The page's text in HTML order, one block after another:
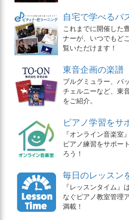
自宅で学べるバ
これまでに開催した
ナーが、いつでもど
覧いただけます！
東音企画の楽譜
ブルグミュラー、バ
チェルニーなど、東
をご紹介。
ピアノ学習をサ
『オンライン音楽室
ピアノ練習をサポー
ろう！
毎日のレッスン
『レッスンタイム』
なぐピアノ教室管理
満載！